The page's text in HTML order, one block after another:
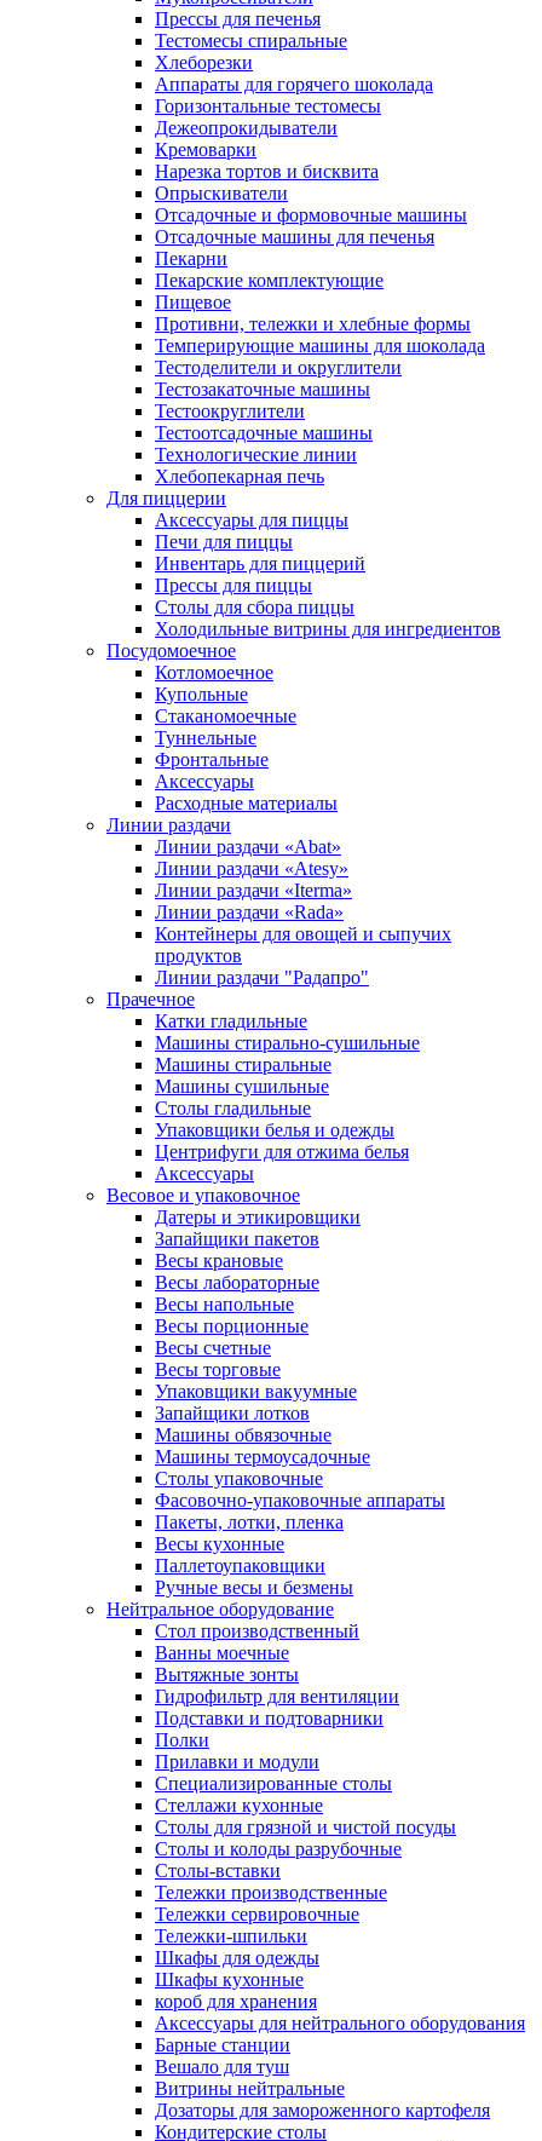
Прессы для печенья
Тестомесы спиральные
Хлеборезки
Аппараты для горячего шоколада
Горизонтальные тестомесы
Дежеопрокидыватели
Кремоварки
Нарезка тортов и бисквита
Опрыскиватели
Отсадочные и формовочные машины
Отсадочные машины для печенья
Пекарни
Пекарские комплектующие
Пищевое
Противни, тележки и хлебные формы
Темперирующие машины для шоколада
Тестоделители и округлители
Тестозакаточные машины
Тестоокруглители
Тестоотсадочные машины
Технологические линии
Хлебопекарная печь
Для пиццерии
Аксессуары для пиццы
Печи для пиццы
Инвентарь для пиццерий
Прессы для пиццы
Столы для сбора пиццы
Холодильные витрины для ингредиентов
Посудомоечное
Котломоечное
Купольные
Стаканомоечные
Туннельные
Фронтальные
Аксессуары
Расходные материалы
Линии раздачи
Линии раздачи «Abat»
Линии раздачи «Atesy»
Линии раздачи «Iterma»
Линии раздачи «Rada»
Контейнеры для овощей и сыпучих
продуктов
Линии раздачи "Радапро"
Прачечное
Катки гладильные
Машины стирально-сушильные
Машины стиральные
Машины сушильные
Столы гладильные
Упаковщики белья и одежды
Центрифуги для отжима белья
Аксессуары
Весовое и упаковочное
Датеры и этикировщики
Запайщики пакетов
Весы крановые
Весы лабораторные
Весы напольные
Весы порционные
Весы счетные
Весы торговые
Упаковщики вакуумные
Запайщики лотков
Машины обвязочные
Машины термоусадочные
Столы упаковочные
Фасовочно-упаковочные аппараты
Пакеты, лотки, пленка
Весы кухонные
Паллетоупаковщики
Ручные весы и безмены
Нейтральное оборудование
Cтол производственный
Ванны моечные
Вытяжные зонты
Гидрофильтр для вентиляции
Подставки и подтоварники
Полки
Прилавки и модули
Специализированные столы
Стеллажи кухонные
Столы для грязной и чистой посуды
Столы и колоды разрубочные
Столы-вставки
Тележки производственные
Тележки сервировочные
Тележки-шпильки
Шкафы для одежды
Шкафы кухонные
короб для хранения
Аксессуары для нейтрального оборудования
Барные станции
Вешало для туш
Витрины нейтральные
Дозаторы для замороженного картофеля
Кондитерские столы